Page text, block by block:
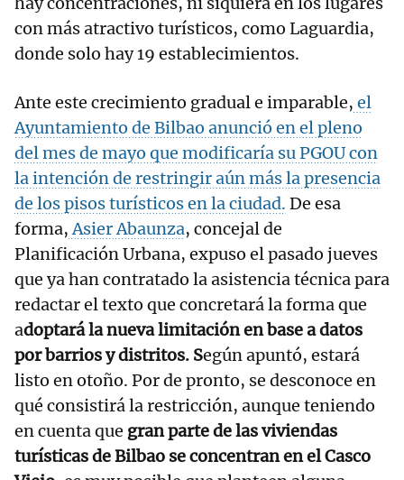
con más atractivo turísticos, como Laguardia,
donde solo hay 19 establecimientos.
Ante este crecimiento gradual e imparable, el
Ayuntamiento de Bilbao anunció en el pleno
del mes de mayo que modificaría su PGOU con
la intención de restringir aún más la presencia
de los pisos turísticos en la ciudad. De esa
forma,Asier Abaunza, concejal de
Planificación Urbana, expuso el pasado jueves
que ya han contratado la asistencia técnica para
redactar el texto que concretará la forma que
adoptará la nueva limitación en base a datos
por barrios y distritos. Según apuntó, estará
listo en otoño. Por de pronto, se desconoce en
qué consistirá la restricción, aunque teniendo
en cuenta que gran parte de las viviendas
turísticas de Bilbao se concentran en el Casco